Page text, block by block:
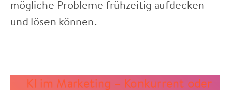
mögliche Probleme frühzeitig aufdecken
und lösen können.